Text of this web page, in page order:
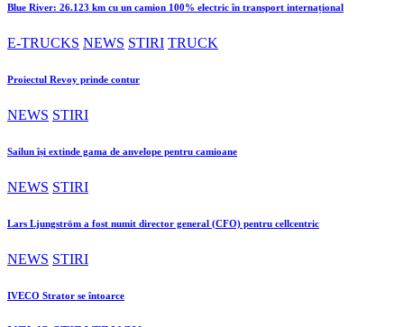
Blue River: 26.123 km cu un camion 100% electric în transport internațional
E-TRUCKS NEWS STIRI TRUCK
Proiectul Revoy prinde contur
NEWS STIRI
Sailun își extinde gama de anvelope pentru camioane
NEWS STIRI
Lars Ljungström a fost numit director general (CFO) pentru cellcentric
NEWS STIRI
IVECO Strator se întoarce